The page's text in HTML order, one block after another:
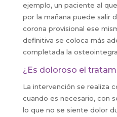
ejemplo, un paciente al
por la mañana puede salir
corona provisional ese
definitiva se coloca más
completada la
¿Es doloroso el
La intervención se realiza
cuando es necesario, con
lo que no se siente dolor